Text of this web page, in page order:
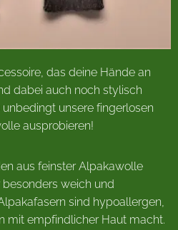
das deine Hände an
dabei auch noch stylisch
unsere fingerlosen
ausprobieren!
aus feinster Alpakawolle
weich und
sind hypoallergen,
mit empfindlicher Haut macht.